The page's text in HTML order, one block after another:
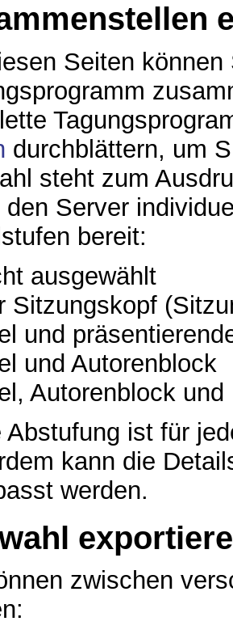
Seiten
durchblättern, um
steht zum
den Server
bereit:
ausgewählt
Sitzungskopf
und
und Autorenblock
Autorenblock
Abstufung ist für
kann die
werden.
zwischen